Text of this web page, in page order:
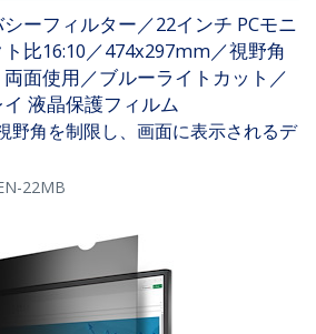
ーフィルター／22インチ PCモニ
比16:10／474x297mm／視野角
面使用／ブルーライトカット／
液晶保護フィルム
野角を制限し、画面に表示されるデ
22MB